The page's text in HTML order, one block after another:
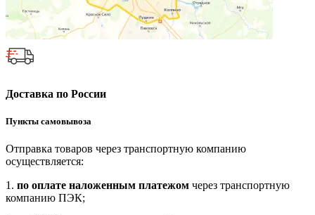
Доставка по России
Пункты самовывоза
Отправка товаров через транспортную компанию
осуществляется:
1. по оплате наложенным платежом через транспортную
компанию ПЭК;